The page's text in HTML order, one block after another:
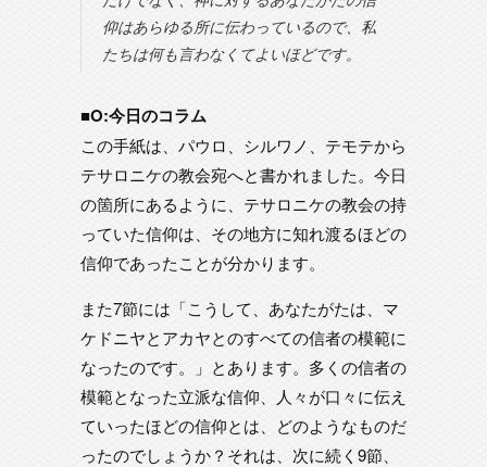
仰はあらゆる所に伝わっているので、私
たちは何も言わなくてよいほどです。
■O:今日のコラム
この手紙は、パウロ、シルワノ、テモテから
テサロニケの教会宛へと書かれました。今日
の箇所にあるように、テサロニケの教会の持
っていた信仰は、その地方に知れ渡るほどの
信仰であったことが分かります。
また7節には「こうして、あなたがたは、マ
ケドニヤとアカヤとのすべての信者の模範に
なったのです。」とあります。多くの信者の
模範となった立派な信仰、人々が口々に伝え
ていったほどの信仰とは、どのようなものだ
ったのでしょうか？それは、次に続く9節、